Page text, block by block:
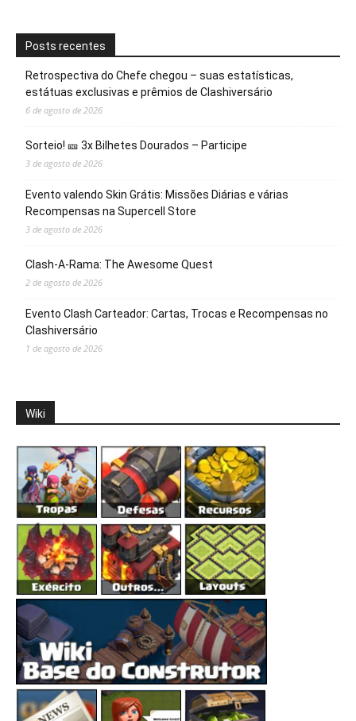
Posts recentes
Retrospectiva do Chefe chegou – suas estatísticas,
estátuas exclusivas e prêmios de Clashiversário
6 de agosto de 2026
Sorteio! 🎫 3x Bilhetes Dourados – Participe
3 de agosto de 2026
Evento valendo Skin Grátis: Missões Diárias e várias
Recompensas na Supercell Store
3 de agosto de 2026
Clash-A-Rama: The Awesome Quest
2 de agosto de 2026
Evento Clash Carteador: Cartas, Trocas e Recompensas no
Clashiversário
1 de agosto de 2026
Wiki